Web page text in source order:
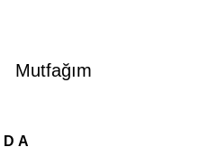
Mutfağım